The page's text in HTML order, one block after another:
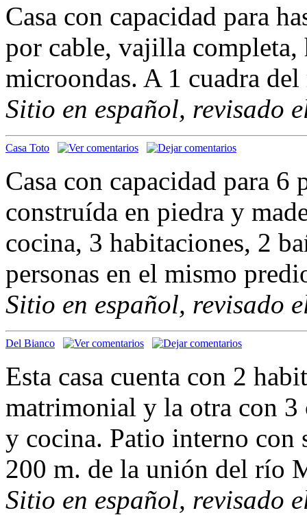
Casa con capacidad para
por cable, vajilla completa,
microondas. A 1 cuadra
Sitio en español, revisado
Casa Toto
Casa con capacidad para 6
construída en piedra y
cocina, 3 habitaciones, 2
personas en el mismo
Sitio en español, revisado
Del Bianco
Esta casa cuenta con 2
matrimonial y la otra con
y cocina. Patio interno con
200 m. de la unión del río
Sitio en español, revisado